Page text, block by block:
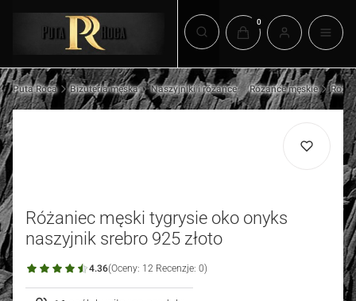
Otwórz wyszukiwarkę
Produkty w koszyku:
Puta Roca Biżuteria męska Naszyjniki i różańce Różańce męskie
Różaniec męski tygrysie oko onyks
naszyjnik srebro 925 złoto
4.36(Oceny: 12 Recenzje: 0)